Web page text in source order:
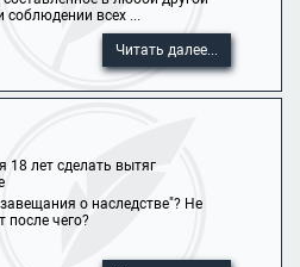
соблюдении всех ...
Читать далее...
18 лет сделать вытяг
о наследстве"? Не
после чего?